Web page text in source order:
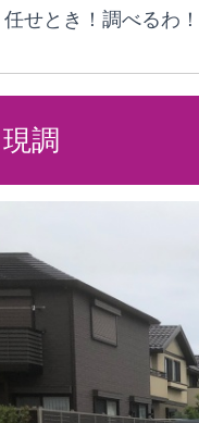
任せとき！調べるわ！
現調